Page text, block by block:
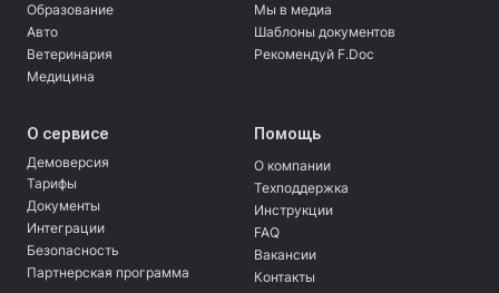
Образование
Авто
Ветеринария
Медицина
Мы в медиа
Шаблоны документов
Рекомендуй F.Doc
О сервисе
Демоверсия
Тарифы
Документы
Интеграции
Безопасность
Партнерская программа
Помощь
О компании
Техподдержка
Инструкции
FAQ
Вакансии
Контакты